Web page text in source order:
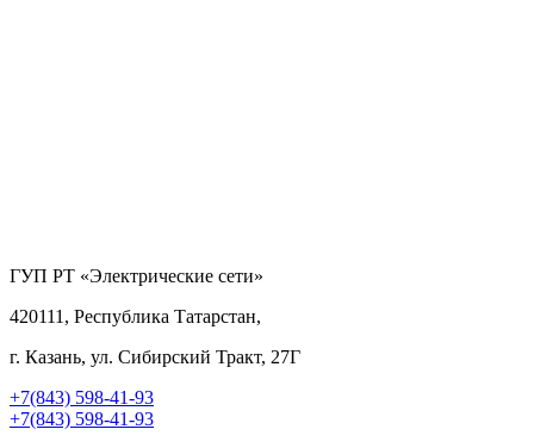
ГУП РТ «Электрические сети»
420111, Республика Татарстан,
г. Казань, ул. Сибирский Тракт, 27Г
+7(843) 598-41-93
+7(843) 598-41-93